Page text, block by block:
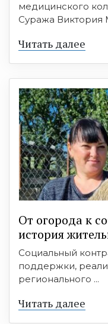
медицинского
Суража Виктория
Читать далее
От огорода к
история
Социальный
поддержки,
регионального ...
Читать далее